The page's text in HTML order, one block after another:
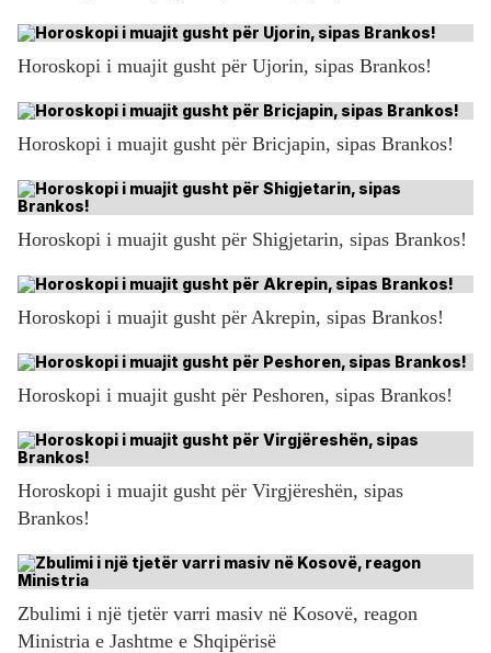
Horoskopi i muajit gusht për Ujorin, sipas Brankos!
Horoskopi i muajit gusht për Bricjapin, sipas Brankos!
Horoskopi i muajit gusht për Shigjetarin, sipas Brankos!
Horoskopi i muajit gusht për Akrepin, sipas Brankos!
Horoskopi i muajit gusht për Peshoren, sipas Brankos!
Horoskopi i muajit gusht për Virgjëreshën, sipas
Brankos!
Zbulimi i një tjetër varri masiv në Kosovë, reagon
Ministria e Jashtme e Shqipërisë